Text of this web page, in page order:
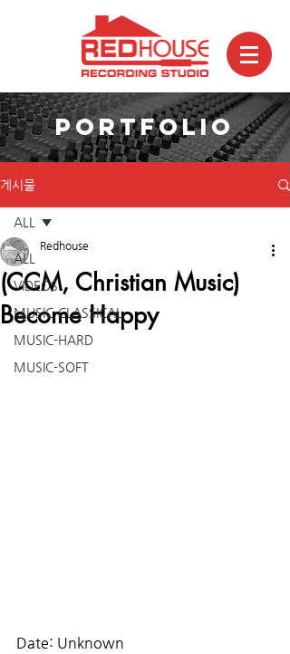
게시물
ALL
VIDEOS
MUSIC-CLASSICAL
MUSIC-HARD
MUSIC-SOFT
ALL
(CCM, Christian Music)
Become Happy
Redhouse
Date: Unknown
PORTFOLIO